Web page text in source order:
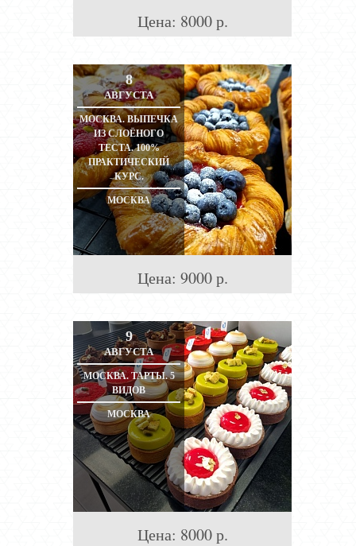
Цена: 8000 р.
8
АВГУСТА
МОСКВА. ВЫПЕЧКА
ИЗ СЛОЁНОГО
ТЕСТА. 100%
ПРАКТИЧЕСКИЙ
КУРС.
МОСКВА
Цена: 9000 р.
9
АВГУСТА
МОСКВА. ТАРТЫ. 5
ВИДОВ
МОСКВА
Цена: 8000 р.